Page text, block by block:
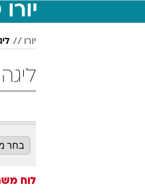
יורו 2020
יורו
ליגה
לוח